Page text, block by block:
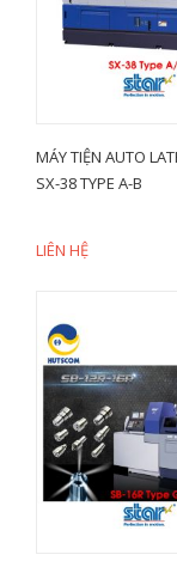
MÁY TIỆN AUTO
SX-38 TYPE A-B
LIÊN HỆ